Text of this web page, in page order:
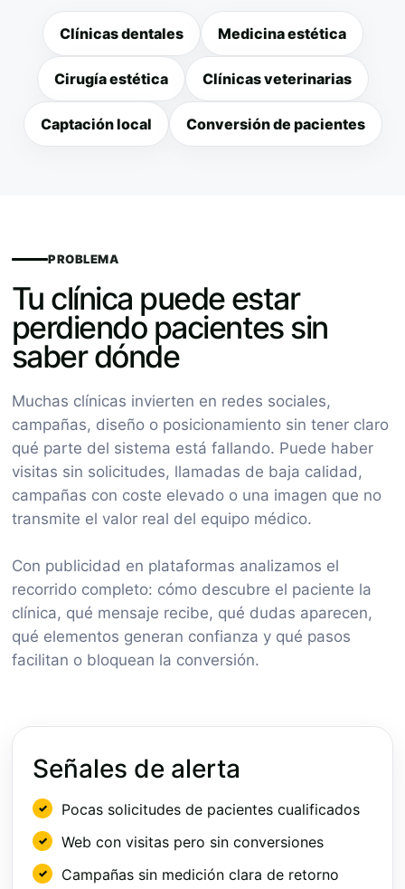
Clínicas dentales Medicina estética
Cirugía estética Clínicas veterinarias
Captación local Conversión de pacientes
PROBLEMA
Tu clínica puede estar
perdiendo pacientes sin
saber dónde
Muchas clínicas invierten en redes sociales,
campañas, diseño o posicionamiento sin tener claro
qué parte del sistema está fallando. Puede haber
visitas sin solicitudes, llamadas de baja calidad,
campañas con coste elevado o una imagen que no
transmite el valor real del equipo médico.
Con publicidad en plataformas analizamos el
recorrido completo: cómo descubre el paciente la
clínica, qué mensaje recibe, qué dudas aparecen,
qué elementos generan confianza y qué pasos
facilitan o bloquean la conversión.
Señales de alerta
Pocas solicitudes de pacientes cualificados
Web con visitas pero sin conversiones
Campañas sin medición clara de retorno